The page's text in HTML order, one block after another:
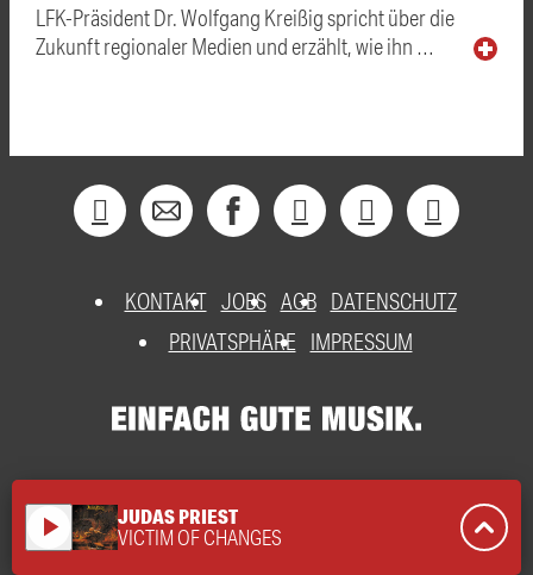
LFK-Präsident Dr. Wolfgang Kreißig spricht über die
Zukunft regionaler Medien und erzählt, wie ihn …
KONTAKT JOBS AGB DATENSCHUTZ
PRIVATSPHÄRE
IMPRESSUM
play_arrow JUDAS PRIEST
VICTIM OF CHANGES